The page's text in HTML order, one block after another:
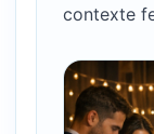
contexte